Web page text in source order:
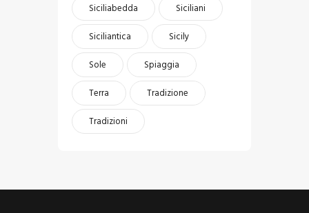
Siciliabedda
Siciliani
Siciliantica
Sicily
Sole
Spiaggia
Terra
Tradizione
Tradizioni